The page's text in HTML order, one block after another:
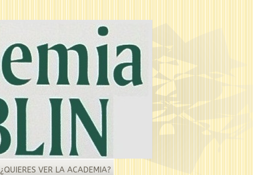
¿QUIERES VER LA ACADEMIA?